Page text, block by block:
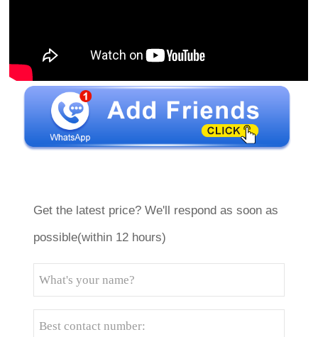
Get the latest price? We'll respond as soon as
possible(within 12 hours)